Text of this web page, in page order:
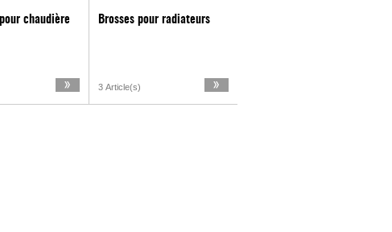
chaudière Brosses pour radiateurs
3 Article(s)